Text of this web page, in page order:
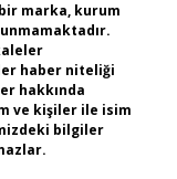
marka, kurum
haber niteliği
hakkında
ve kişiler ile isim
bilgiler